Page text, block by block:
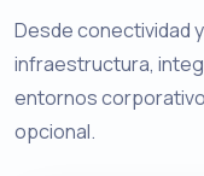
Desde conectividad
infraestructura,
entornos
opcional.